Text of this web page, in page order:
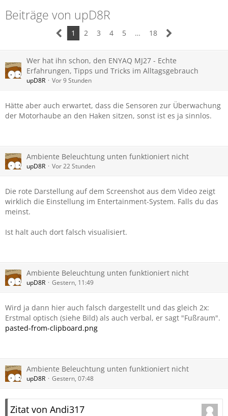
Beiträge von upD8R
1 2 3 4 5 … 18
Wer hat ihn schon, den ENYAQ MJ27 - Echte
Erfahrungen, Tipps und Tricks im Alltagsgebrauch
upD8R Vor 9 Stunden
Hätte aber auch erwartet, dass die Sensoren zur Überwachung
der Motorhaube an den Haken sitzen, sonst ist es ja sinnlos.
Ambiente Beleuchtung unten funktioniert nicht
upD8R Vor 22 Stunden
Die rote Darstellung auf dem Screenshot aus dem Video zeigt
wirklich die Einstellung im Entertainment-System. Falls du das
meinst.
Ist halt auch dort falsch visualisiert.
Ambiente Beleuchtung unten funktioniert nicht
upD8R Gestern, 11:49
Wird ja dann hier auch falsch dargestellt und das gleich 2x:
Erstmal optisch (siehe Bild) als auch verbal, er sagt "Fußraum".
pasted-from-clipboard.png
Ambiente Beleuchtung unten funktioniert nicht
upD8R Gestern, 07:48
Zitat von Andi317